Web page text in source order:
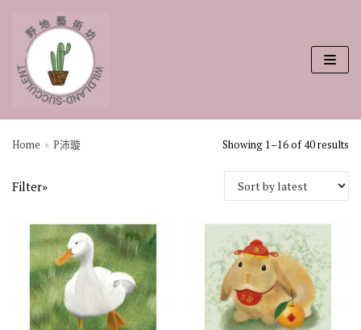
Skip
to
content
Home » P沛璇 Showing 1–16 of 40 results
Filter»
搜尋
A靖雯
B沛娟
C君哲
D珈妤
E衫衫